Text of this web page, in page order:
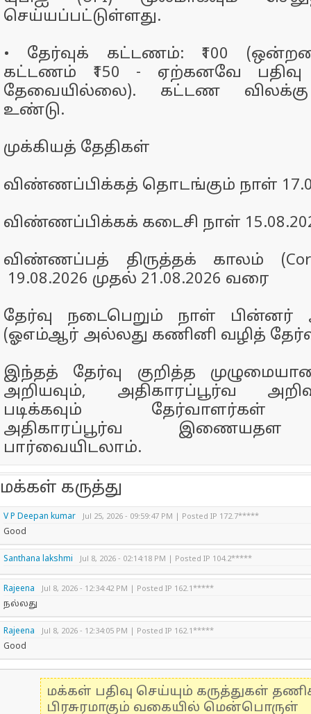
செய்யப்பட்டுள்ளது.
•
தேர்வுக் கட்டணம்: ₹100
கட்டணம் ₹150 - ஏற்கனவே பதிவு
தேவையில்லை). கட்டண
உண்டு.
முக்கியத் தேதிகள்
விண்ணப்பிக்கத் தொடங்கும் நாள்
விண்ணப்பிக்கக் கடைசி நாள்
விண்ணப்பத் திருத்தக் காலம்
19.08.2026 முதல் 21.08.2026 வரை
தேர்வு நடைபெறும் நாள்
பின்னர்
(ஓஎம்ஆர் அல்லது கணினி வழித்
இந்தத் தேர்வு குறித்த
அறியவும், அதிகாரப்பூர்வ
படிக்கவும் தேர்வாளர்கள்
அதிகாரப்பூர்வ இணையதள
பார்வையிடலாம்.
மக்கள் கருத்து
V P Deepan kumar
Jul 25, 2026 - 09:59:47 PM | Posted IP 172.7*****
Good
Santhana lakshmi Jul 8, 2026 - 02:14:18 PM | Posted IP 104.2*****
Rajeena
Jul 8, 2026 - 12:34:42 PM | Posted IP 162.1*****
நல்லது
Rajeena
Jul 8, 2026 - 12:34:05 PM | Posted IP 162.1*****
Good
மக்கள் பதிவு செய்யும் கருத்துகள்
பிரசுரமாகும் வகையில் மென்பொருள்